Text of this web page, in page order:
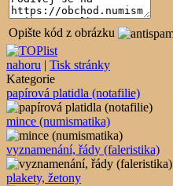
Opište kód z obrázku
nahoru | Tisk stránky
Kategorie
papírová platidla (notafilie)
mince (numismatika)
vyznamenání, řády (faleristika)
plakety, žetony